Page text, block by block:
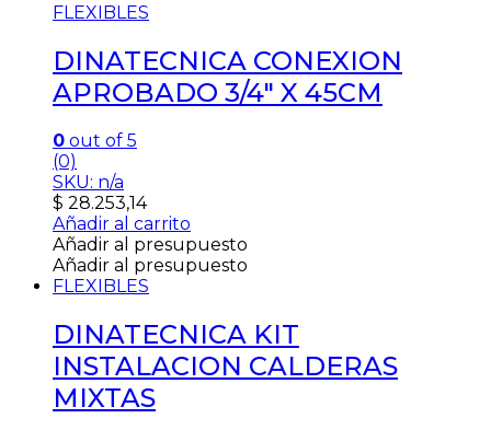
FLEXIBLES
DINATECNICA CONEXION
APROBADO 3/4″ X 45CM
0 out of 5
(0)
SKU: n/a
$ 28.253,14
Añadir al carrito
Añadir al presupuesto
Añadir al presupuesto
FLEXIBLES
DINATECNICA KIT
INSTALACION CALDERAS
MIXTAS